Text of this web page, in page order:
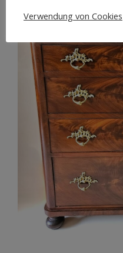
Verwendung von Cookies